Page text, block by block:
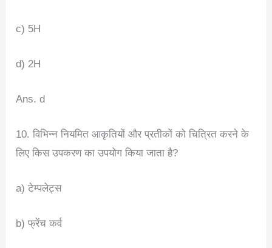
c) 5H
d) 2H
Ans. d
10. विभिन्न नियमित आकृतियों और प्रतीकों को चित्रित करने के
लिए किस उपकरण का उपयोग किया जाता है?
a) टेम्पलेट्स
b) फ्रेंच कर्व